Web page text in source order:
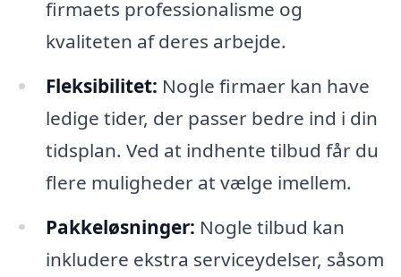
firmaets professionalisme og
kvaliteten af deres arbejde.
Fleksibilitet: Nogle firmaer kan have
ledige tider, der passer bedre ind i din
tidsplan. Ved at indhente tilbud får du
flere muligheder at vælge imellem.
Pakkeløsninger: Nogle tilbud kan
inkludere ekstra serviceydelser, såsom